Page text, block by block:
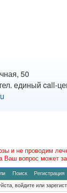
50
единый call-
и не проводим
Ваш вопрос может
Поиск Регистрация
войдите или